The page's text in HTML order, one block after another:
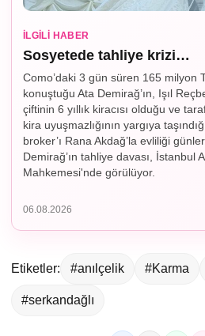
İLGILI HABER
Sosyetede tahliye krizi…
Como’daki 3 gün süren 165 milyon
konuştuğu Ata Demirağ’ın, Işıl
çiftinin 6 yıllık kiracısı olduğu ve
kira uyuşmazlığının yargıya
broker’ı Rana Akdağ’la evliliği
Demirağ’ın tahliye davası, İstanbul
Mahkemesi'nde görülüyor.
06.08.2026
Etiketler: #anılçelik #Karma
#serkandağlı